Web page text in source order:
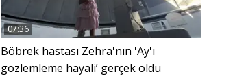
07:36
Böbrek hastası Zehra'nın 'Ay'ı
gözlemleme hayali’ gerçek oldu